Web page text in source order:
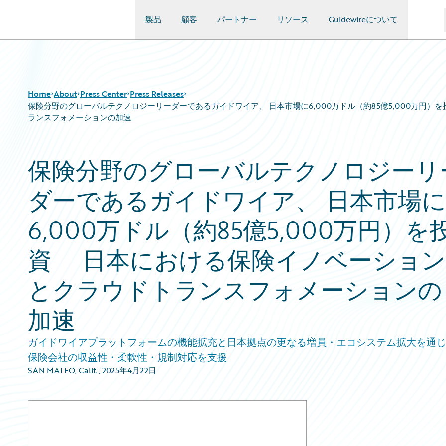
製品 顧客 パートナー リソース Guidewireについて
Home About Press Center Press Releases
保険分野のグローバルテクノロジーリーダーであるガイドワイア、 日本市場に6,000万ドル（約85億5,000万円）
ランスフォメーションの加速
保険分野のグローバルテクノロジー
ダーであるガイドワイア、 日本市場に
6,000万ドル（約85億5,000万円）を
資 日本における保険イノベーション
とクラウドトランスフォメーションの
加速
ガイドワイアプラットフォームの機能拡充と日本拠点の更なる増員・エコシステム拡大を通
保険会社の収益性・柔軟性・規制対応を支援
SAN MATEO, Calif.,2025年4月22日